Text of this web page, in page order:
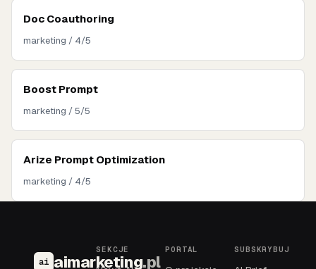
Doc Coauthoring
marketing / 4/5
Boost Prompt
marketing / 5/5
Arize Prompt Optimization
marketing / 4/5
ai aimarketing.pl
SEKCJE PORTAL SUBSKRYBUJ